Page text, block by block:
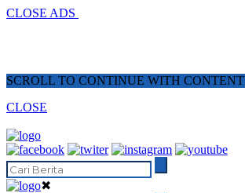
CLOSE ADS
SCROLL TO CONTINUE WITH CONTENT
CLOSE
✖